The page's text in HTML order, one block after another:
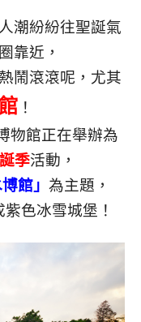
潮紛紛往聖誕氣
靠近，
鬧滾滾呢，尤其
！
物館正在舉辦為
季活動，
館」 為主題，
紫色冰雪城堡！